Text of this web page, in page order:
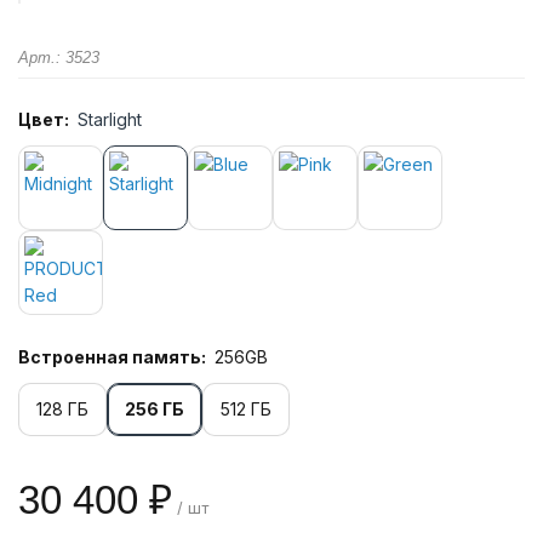
Арт.: 3523
Цвет: Starlight
Встроенная память: 256GB
128 ГБ 256 ГБ 512 ГБ
30 400 ₽ / шт